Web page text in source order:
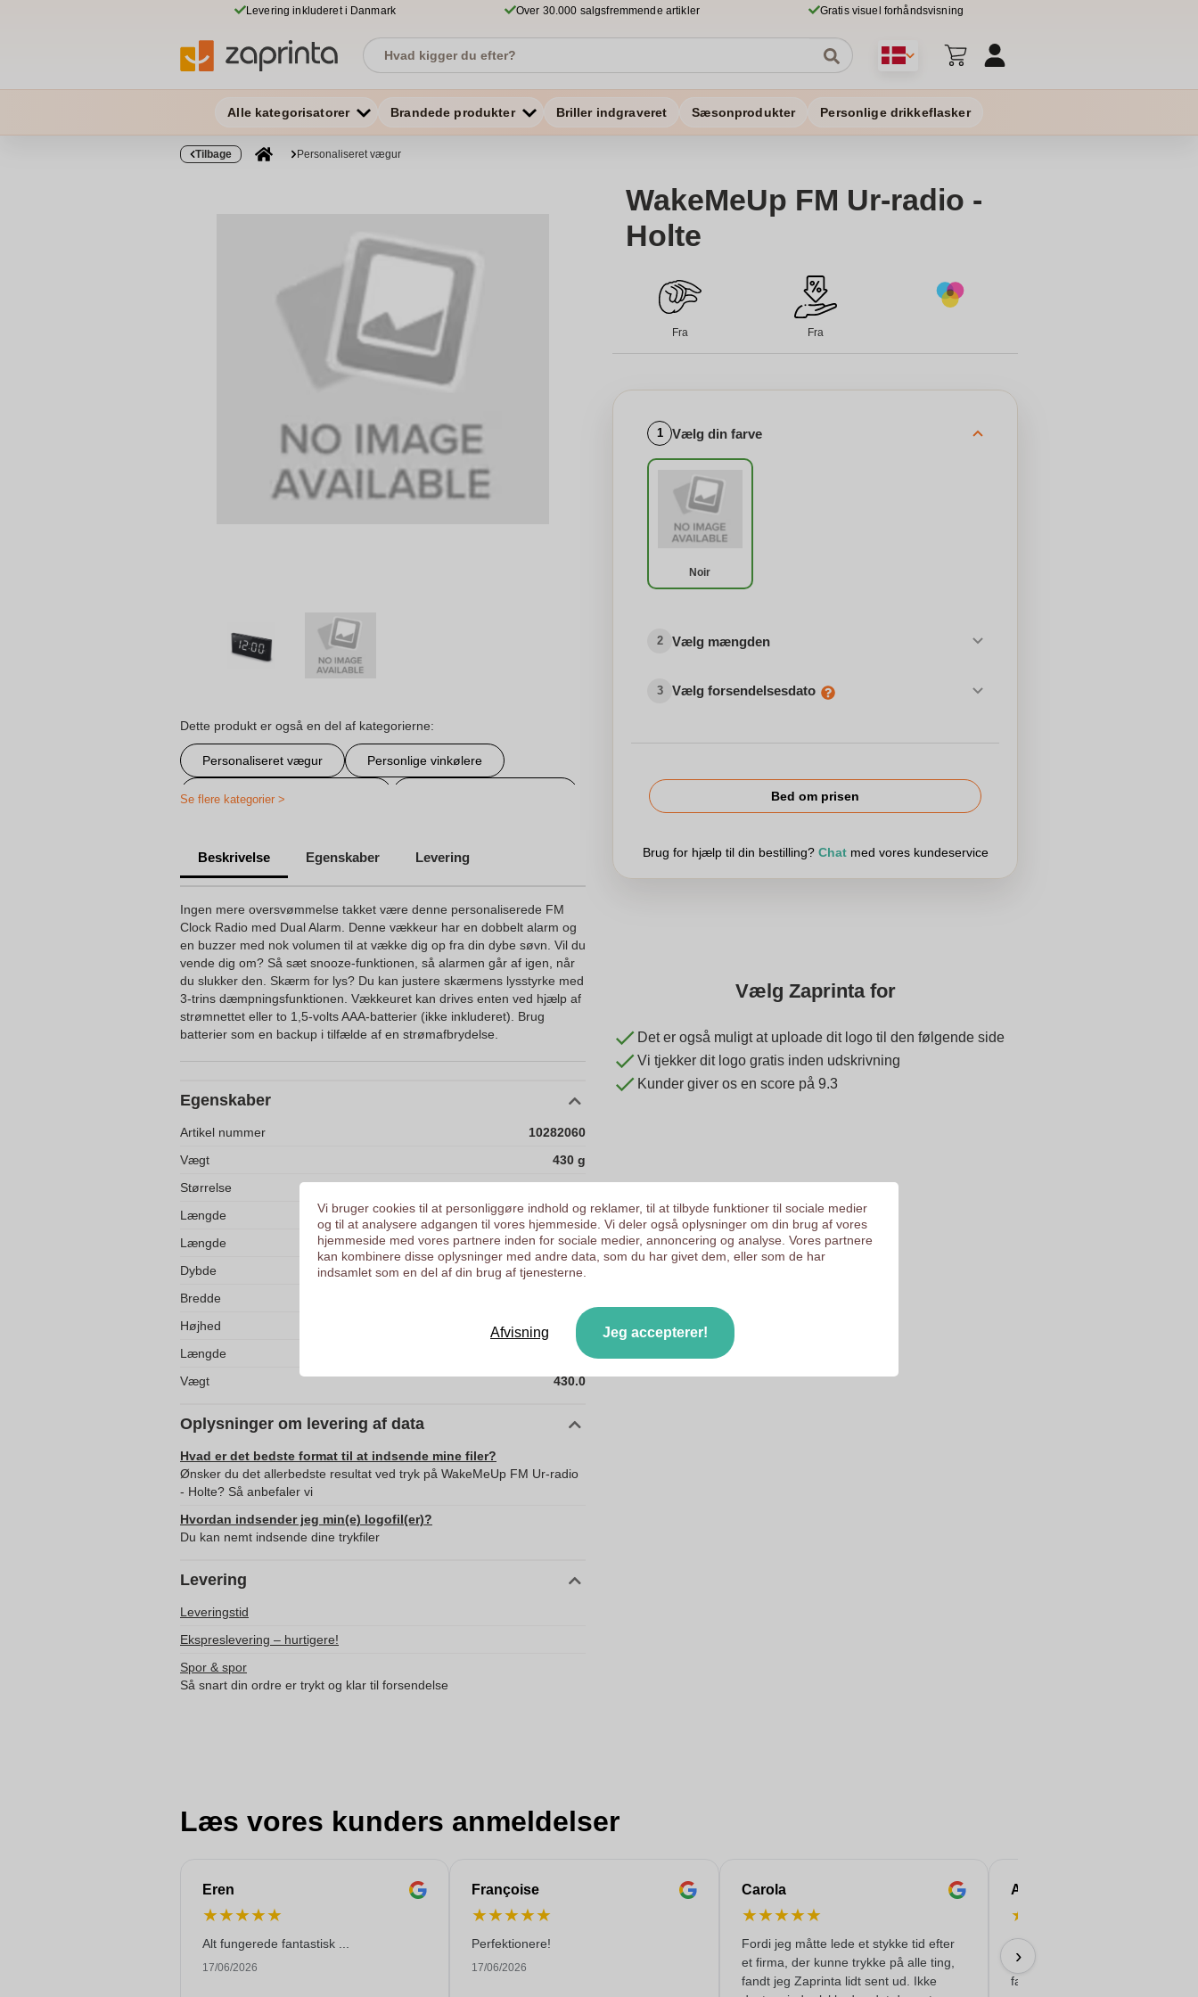
Levering inkluderet i Danmark Over 30.000 salgsfremmende artikler Gratis visuel forhåndsvisning
Alle kategorisatorer Brandede produkter Briller indgraveret Sæsonprodukter Personlige drikkeflasker
Tilbage Personaliseret vægur
Dette produkt er også en del af kategorierne:
Personaliseret vægur Personlige vinkølere
Personligetids-ogvejrstationer
Se flere kategorier >
Beskrivelse Egenskaber Levering
Ingen mere oversvømmelse takket være denne personaliserede FM
Clock Radio med Dual Alarm. Denne vækkeur har en dobbelt alarm og
en buzzer med nok volumen til at vække dig op fra din dybe søvn. Vil du
vende dig om? Så sæt snooze-funktionen, så alarmen går af igen, når
du slukker den. Skærm for lys? Du kan justere skærmens lysstyrke med
3-trins dæmpningsfunktionen. Vækkeuret kan drives enten ved hjælp af
strømnettet eller to 1,5-volts AAA-batterier (ikke inkluderet). Brug
batterier som en backup i tilfælde af en strømafbrydelse.
Egenskaber
Artikel nummer
10282060
Vægt
430 g
Størrelse
Længde
200 mm
Længde
100 mm
Dybde
75 mm
Bredde
Højhed
100.0
Længde
75.0
Vægt
430.0
Oplysninger om levering af data
Hvad er det bedste format til at indsende mine filer?
Ønsker du det allerbedste resultat ved tryk på WakeMeUp FM Ur-radio
- Holte? Så anbefaler vi
Hvordan indsender jeg min(e) logofil(er)?
Du kan nemt indsende dine trykfiler
Levering
Leveringstid
Ekspreslevering – hurtigere!
Spor & spor
Så snart din ordre er trykt og klar til forsendelse
WakeMeUp FM Ur-radio -
Holte
Fra Fra
1 Vælg din farve
Noir
2 Vælg mængden
3 Vælg forsendelsesdato
Bed om prisen
Brug for hjælp til din bestilling? Chatmed vores kundeservice
Vælg Zaprinta for
Det er også muligt at uploade dit logo til den følgende side
Vi tjekker dit logo gratis inden udskrivning
Kunder giver os en score på 9.3
Læs vores kunders anmeldelser
Eren
★★★★★
Alt fungerede fantastisk ...
17/06/2026
Françoise
★★★★★
Perfektionere!
17/06/2026
Carola
★★★★★
Fordi jeg måtte lede et stykke tid efter
et firma, der kunne trykke på alle ting,
fandt jeg Zaprinta lidt sent ud. Ikke
Andrea
★
De trykte rustfri stålflasker, model
'Felix', til vores konference ser
fantastiske ud. Alt gik perfekt og
›
Vi bruger cookies til at personliggøre indhold og reklamer, til at tilbyde funktioner til sociale medier
og til at analysere adgangen til vores hjemmeside. Vi deler også oplysninger om din brug af vores
hjemmeside med vores partnere inden for sociale medier, annoncering og analyse. Vores partnere
kan kombinere disse oplysninger med andre data, som du har givet dem, eller som de har
indsamlet som en del af din brug af tjenesterne.
Afvisning Jeg accepterer!